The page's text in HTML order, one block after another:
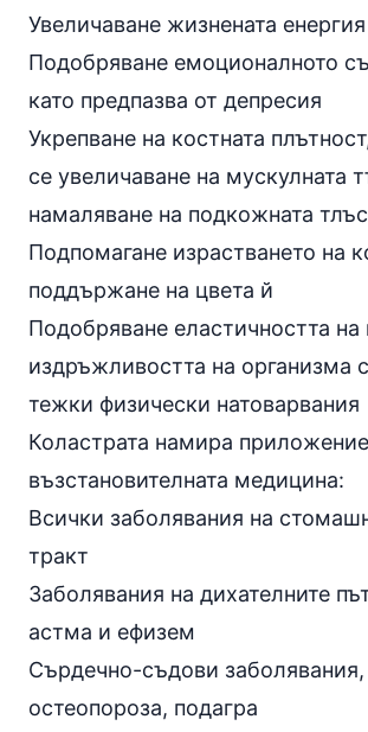
Увеличаване жизнената енергия
Подобряване емоционалното
като предпазва от депресия
Укрепване на костната
се увеличаване на мускулната
намаляване на подкожната
Подпомагане израстването на
поддържане на цвета й
Подобряване еластичността на
издръжливостта на организма
тежки физически натоварвания
Коластрата намира
възстановителната медицина:
Всички заболявания на
тракт
Заболявания на дихателните
астма и ефизем
Сърдечно-съдови заболявания,
остеопороза, подагра